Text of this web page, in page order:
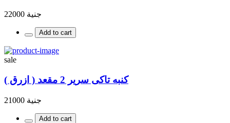
جنية 22000
Add to cart
sale
كنبه تاكى سرير 2 مقعد ( ازرق )
جنية 21000
Add to cart